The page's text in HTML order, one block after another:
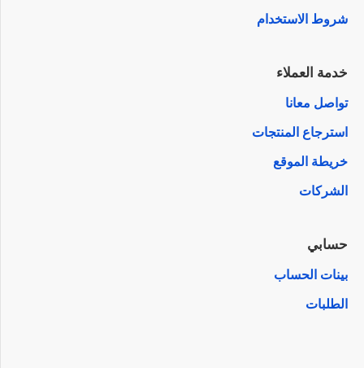
شروط الاستخدام
خدمة العملاء
تواصل معانا
استرجاع المنتجات
خريطة الموقع
الشركات
حسابي
بينات الحساب
الطلبات